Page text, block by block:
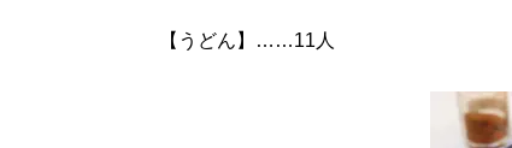
【うどん】……11人